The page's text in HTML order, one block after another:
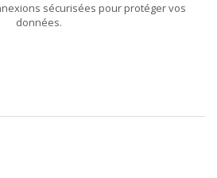
sécurisées pour protéger vos
données.